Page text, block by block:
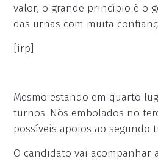
valor, o grande princípio é o
das urnas com muita
[irp]
Mesmo estando em quarto
turnos. Nós embolados no
possíveis apoios ao segundo
O candidato vai acompanhar